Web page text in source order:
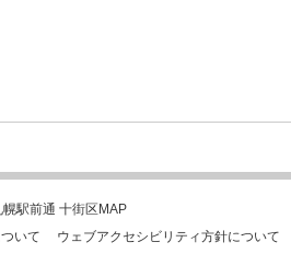
幌駅前通 十街区MAP
いて ウェブアクセシビリティ方針について